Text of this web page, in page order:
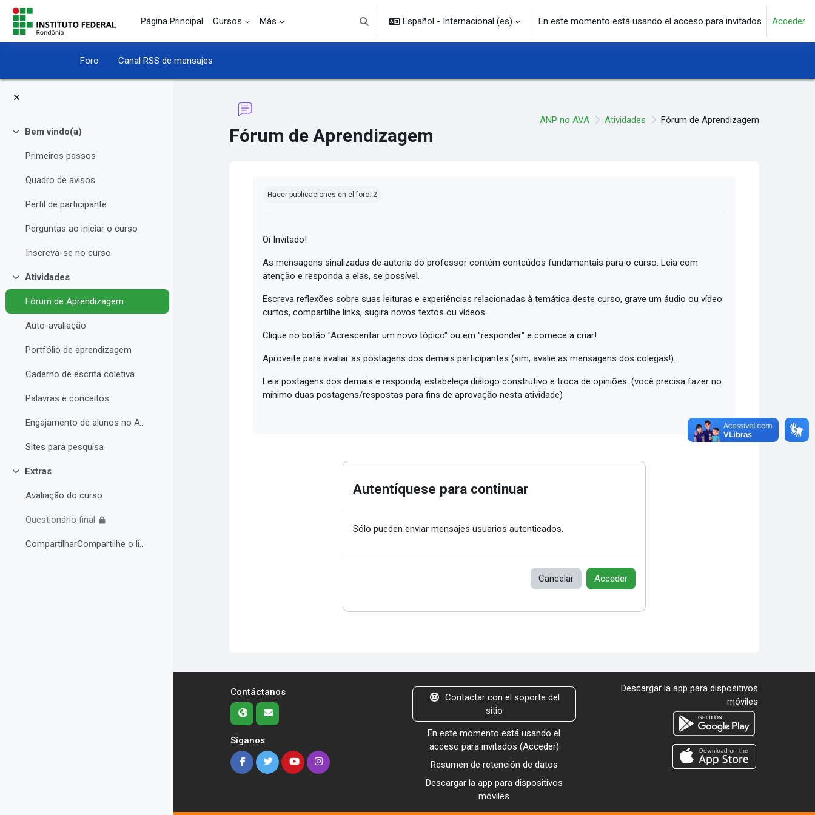
Salta al contenido principal
Página Principal
Cursos Más
Selector de búsqueda de entrada
Español - Internacional ‎(es)‎ En este momento está usando el acceso para invitados Acceder
Foro Canal RSS de mensajes
Colapsar
Bem vindo(a)
Primeiros passos
Quadro de avisos
Perfil de participante
Perguntas ao iniciar o curso
Inscreva-se no curso
Colapsar
Atividades
Fórum de Aprendizagem
Auto-avaliação
Portfólio de aprendizagem
Caderno de escrita coletiva
Palavras e conceitos
Engajamento de alunos no AVA e Desempenho Acadêmico
Sites para pesquisa
Colapsar
Extras
Avaliação do curso
Questionário final
CompartilharCompartilhe o link do curso em suas re...
Fórum de Aprendizagem
ANP no AVA Atividades Fórum de Aprendizagem
Hacer publicaciones en el foro: 2
Oi Invitado!
As mensagens sinalizadas de autoria do professor contém conteúdos fundamentais para o curso. Leia com
atenção e responda a elas, se possível.
Escreva reflexões sobre suas leituras e experiências relacionadas à temática deste curso, grave um áudio ou vídeo
curtos, compartilhe links, sugira novos textos ou vídeos.
Clique no botão "Acrescentar um novo tópico" ou em "responder" e comece a criar!
Aproveite para avaliar as postagens dos demais participantes (sim, avalie as mensagens dos colegas!).
Leia postagens dos demais e responda, estabeleça diálogo construtivo e troca de opiniões. (você precisa fazer no
mínimo duas postagens/respostas para fins de aprovação nesta atividade)
Autentíquese para continuar
Sólo pueden enviar mensajes usuarios autenticados.
Cancelar Acceder
Contáctanos
Síganos
Contactar con el soporte del
sitio
En este momento está usando el
acceso para invitados (Acceder)
Resumen de retención de datos
Descargar la app para dispositivos
móviles
Descargar la app para dispositivos
móviles